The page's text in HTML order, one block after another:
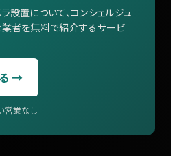
設置について、コンシェルジュ
者を無料で紹介するサービ
→
営業なし